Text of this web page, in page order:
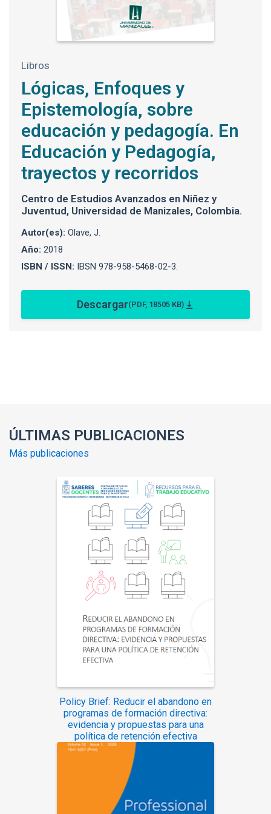
Libros
Lógicas, Enfoques y
Epistemología, sobre
educación y pedagogía. En
Educación y Pedagogía,
trayectos y recorridos
Centro de Estudios Avanzados en Niñez y
Juventud, Universidad de Manizales, Colombia.
Autor(es): Olave, J.
Año: 2018
ISBN / ISSN: IBSN 978-958-5468-02-3.
Descargar(PDF, 18505 KB)
ÚLTIMAS PUBLICACIONES
Más publicaciones
Policy Brief: Reducir el abandono en
programas de formación directiva:
evidencia y propuestas para una
política de retención efectiva